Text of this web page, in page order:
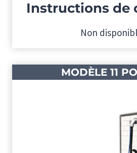
Instructions de
Non
MODÈLE 11